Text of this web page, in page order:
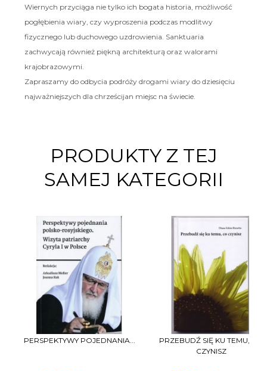
Wiernych przyciąga nie tylko ich bogata historia, możliwość
pogłębienia wiary, czy wyproszenia podczas modlitwy
fizycznego lub duchowego uzdrowienia. Sanktuaria
zachwycają również piękną architekturą oraz walorami
krajobrazowymi.
Zapraszamy do odbycia podróży drogami wiary do dziesięciu
najważniejszych dla chrześcijan miejsc na świecie.
PRODUKTY Z TEJ
SAMEJ KATEGORII
PERSPEKTYWY POJEDNANIA...
PRZEBUDŹ SIĘ KU TEMU, CO
CZYNISZ